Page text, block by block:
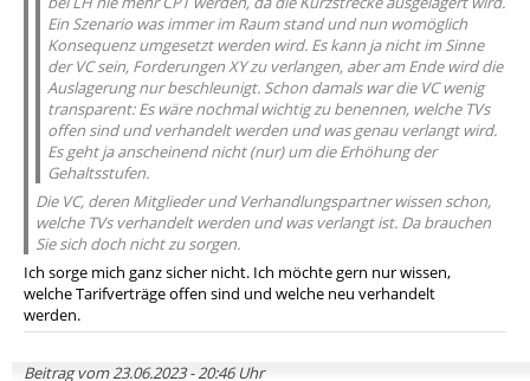
Ein Szenario was immer im Raum stand und nun womöglich
Konsequenz umgesetzt werden wird. Es kann ja nicht im Sinne
der VC sein, Forderungen XY zu verlangen, aber am Ende wird die
Auslagerung nur beschleunigt. Schon damals war die VC wenig
transparent: Es wäre nochmal wichtig zu benennen, welche TVs
offen sind und verhandelt werden und was genau verlangt wird.
Es geht ja anscheinend nicht (nur) um die Erhöhung der
Gehaltsstufen.
Die VC, deren Mitglieder und Verhandlungspartner wissen schon,
welche TVs verhandelt werden und was verlangt ist. Da brauchen
Sie sich doch nicht zu sorgen.
Ich sorge mich ganz sicher nicht. Ich möchte gern nur wissen,
welche Tarifverträge offen sind und welche neu verhandelt
werden.
Beitrag vom 23.06.2023 - 20:46 Uhr